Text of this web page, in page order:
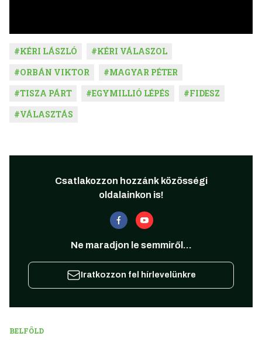
#KÉRI LÁSZLÓ #KÉRI VÁLASZOL
#ORBÁN VIKTOR #MAGYAR PÉTER
#TISZA PÁRT #EGYMILLIÓ LÉPÉS #FIDESZ
#VÁLASZTÁS
Csatlakozzon hozzánk közösségi
oldalainkon is!
Ne maradjon le semmiről...
Iratkozzon fel hírlevelünkre
BELFÖLD